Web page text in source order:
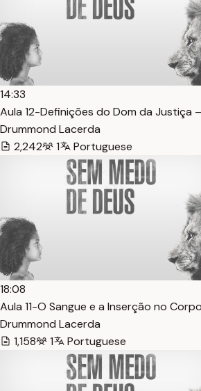
14:33
Aula 12-Definições do Dom da Justiça
Drummond Lacerda
2,242
1 Portuguese
18:08
Aula 11-O Sangue e a Inserção no
Drummond Lacerda
1,158
1 Portuguese